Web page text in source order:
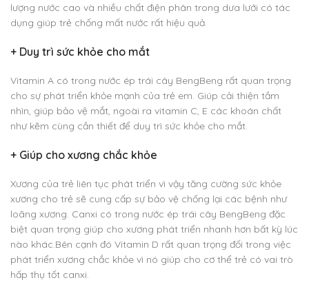
lượng nước cao và nhiều chất điện phân trong dưa lưới có tác
dụng giúp trẻ chống mất nước rất hiệu quả.
+ Duy trì sức khỏe cho mắt
Vitamin A có trong nước ép trái cây BengBeng rất quan trọng
cho sự phát triển khỏe mạnh của trẻ em. Giúp cải thiện tầm
nhìn, giúp bảo vệ mắt, ngoài ra vitamin C, E các khoán chất
như kẽm cùng cần thiết để duy trì sức khỏe cho mắt.
+ Giúp cho xương chắc khỏe
Xương của trẻ liên tục phát triển vì vậy tăng cường sức khỏe
xương cho trẻ sẽ cung cấp sự bảo vệ chống lại các bệnh như
loãng xương. Canxi có trong nước ép trái cây BengBeng đặc
biệt quan trọng giúp cho xương phát triển nhanh hơn bất kỳ lúc
nào khác.Bên cạnh đó Vitamin D rất quan trọng đối trong việc
phát triển xương chắc khỏe vì nó giúp cho cơ thể trẻ có vai trò
hấp thụ tốt canxi.